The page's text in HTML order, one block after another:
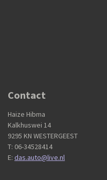
Contact
Haize Hibma
Kalkhuswei 14
9295 KN WESTERGEEST
T: 06-34528414
E: das.auto@live.nl